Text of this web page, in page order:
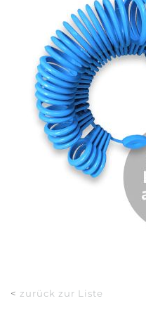
< zurück zur Liste